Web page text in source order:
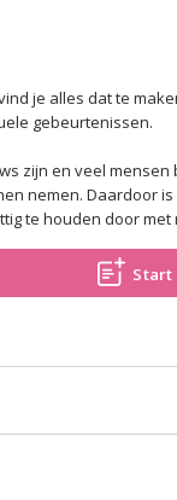
je alles dat te
gebeurtenissen.
zijn en veel
nemen. Daardoor
te houden door
Start